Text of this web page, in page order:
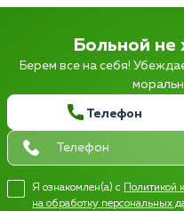
Больной не
Берем все на себя!
Телефон
Я ознакомлен(а) с Политикой
на обработку персональных